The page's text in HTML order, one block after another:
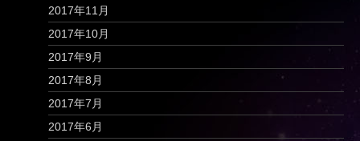
2017年11月
2017年10月
2017年9月
2017年8月
2017年7月
2017年6月